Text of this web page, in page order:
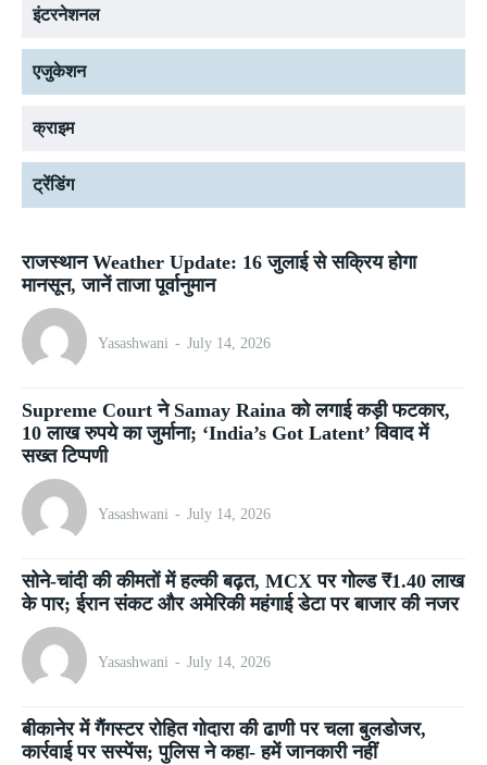
इंटरनेशनल
एजुकेशन
क्राइम
ट्रेंडिंग
राजस्थान Weather Update: 16 जुलाई से सक्रिय होगा
मानसून, जानें ताजा पूर्वानुमान
Yasashwani - July 14, 2026
Supreme Court ने Samay Raina को लगाई कड़ी फटकार,
10 लाख रुपये का जुर्माना; ‘India’s Got Latent’ विवाद में
सख्त टिप्पणी
Yasashwani - July 14, 2026
सोने-चांदी की कीमतों में हल्की बढ़त, MCX पर गोल्ड ₹1.40 लाख
के पार; ईरान संकट और अमेरिकी महंगाई डेटा पर बाजार की नजर
Yasashwani - July 14, 2026
बीकानेर में गैंगस्टर रोहित गोदारा की ढाणी पर चला बुलडोजर,
कार्रवाई पर सस्पेंस; पुलिस ने कहा- हमें जानकारी नहीं